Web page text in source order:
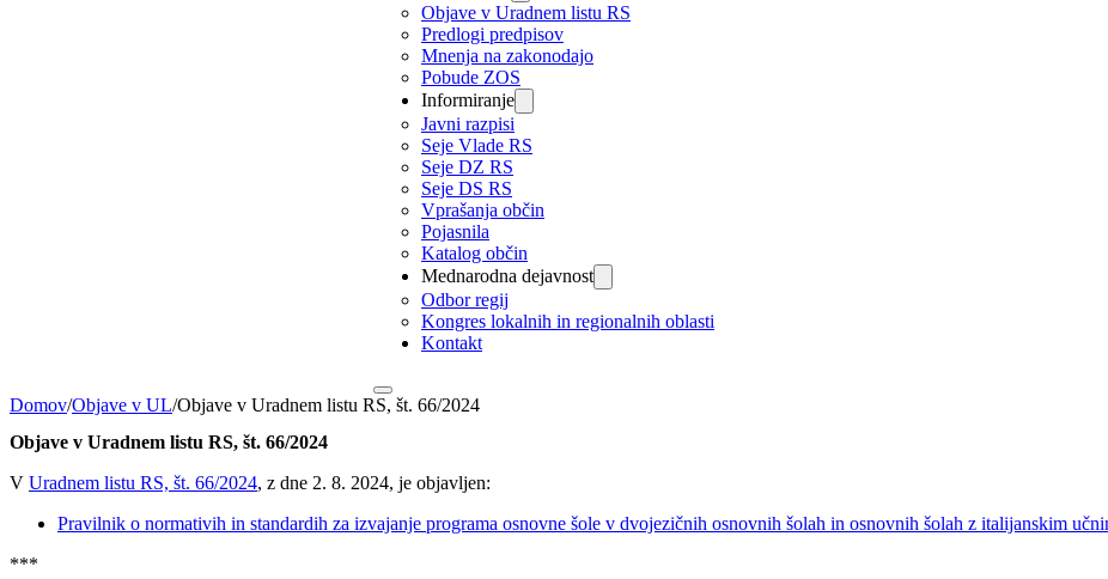
Objave v Uradnem listu RS
Predlogi predpisov
Mnenja na zakonodajo
Pobude ZOS
Informiranje
Javni razpisi
Seje Vlade RS
Seje DZ RS
Seje DS RS
Vprašanja občin
Pojasnila
Katalog občin
Mednarodna dejavnost
Odbor regij
Kongres lokalnih in regionalnih oblasti
Kontakt
Domov/Objave v UL/Objave v Uradnem listu RS, št. 66/2024
Objave v Uradnem listu RS, št. 66/2024
V Uradnem listu RS, št. 66/2024, z dne 2. 8. 2024, je objavljen:
Pravilnik o normativih in standardih za izvajanje programa osnovne šole v dvojezičnih osnovnih šolah in osnovnih šolah z italijanskim
***